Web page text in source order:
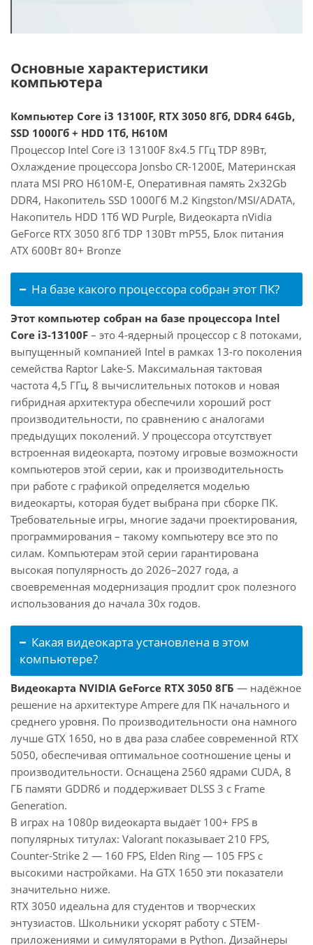
Основные характеристики
компьютера
Компьютер Core i3 13100F, RTX 3050 8Гб, DDR4 64Gb,
SSD 1000Гб + HDD 1Тб, H610M
Процессор Intel Core i3 13100F 8x4.5 ГГц TDP 89Вт,
Охлаждение процессора Jonsbo CR-1200E, Материнская
плата MSI PRO H610M-E, Оперативная память 2x32Gb
DDR4, Накопитель SSD 1000Гб M.2 Kingston/MSI/ADATA,
Накопитель HDD 1Тб WD Purple, Видеокарта nVidia
GeForce RTX 3050 8Гб TDP 130Вт mP55, Блок питания
ATX 600Вт 80+ Bronze
На базе какого процессора собран этот ПК?
Этот компьютер собран на базе процессора Intel
Core i3-13100F – это 4-ядерный процессор с 8 потоками,
выпущенный компанией Intel в рамках 13-го поколения
семейства Raptor Lake-S. Максимальная тактовая
частота 4,5 ГГц, 8 вычислительных потоков и новая
гибридная архитектура обеспечили хороший рост
производительности, по сравнению с аналогами
предыдущих поколений. У процессора отсутствует
встроенная видеокарта, поэтому игровые возможности
компьютеров этой серии, как и производительность
при работе с графикой определяется моделью
видеокарты, которая будет выбрана при сборке ПК.
Требовательные игры, многие задачи проектирования,
программирования – такому компьютеру все это по
силам. Компьютерам этой серии гарантирована
высокая популярность до 2026–2027 года, а
своевременная модернизация продлит срок полезного
использования до начала 30х годов.
Какая видеокарта установлена в этом
компьютере?
Видеокарта NVIDIA GeForce RTX 3050 8ГБ — надёжное
решение на архитектуре Ampere для ПК начального и
среднего уровня. По производительности она намного
лучше GTX 1650, но в два раза слабее современной RTX
5050, обеспечивая оптимальное соотношение цены и
производительности. Оснащена 2560 ядрами CUDA, 8
ГБ памяти GDDR6 и поддерживает DLSS 3 с Frame
Generation.
В играх на 1080p видеокарта выдаёт 100+ FPS в
популярных титулах: Valorant показывает 210 FPS,
Counter-Strike 2 — 160 FPS, Elden Ring — 105 FPS с
высокими настройками. На GTX 1650 эти показатели
значительно ниже.
RTX 3050 идеальна для студентов и творческих
энтузиастов. Школьники ускорят работу с STEM-
приложениями и симуляторами в Python. Дизайнеры